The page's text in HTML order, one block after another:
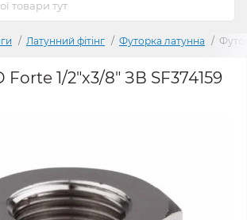
Латунний фітінг Футорка латунна
Forte 1/2"х3/8" ЗВ SF374159